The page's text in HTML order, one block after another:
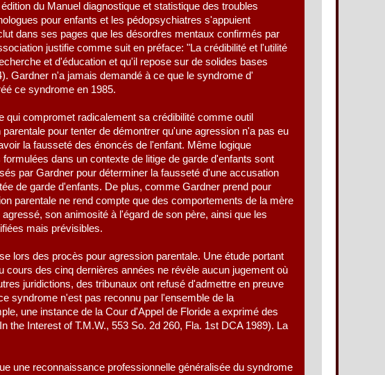
du Manuel diagnostique et statistique des troubles
pour enfants et les pédopsychiatres s'appuient
dans ses pages que les désordres mentaux confirmés par
justifie comme suit en préface: "La crédibilité et l'utilité
et d'éducation et qu'il repose sur de solides bases
Gardner n'a jamais demandé à ce que le syndrome d'
ce syndrome en 1985.
compromet radicalement sa crédibilité comme outil
pour tenter de démontrer qu'une agression n'a pas eu
la fausseté des énoncés de l'enfant. Même logique
dans un contexte de litige de garde d'enfants sont
par Gardner pour déterminer la fausseté d'une accusation
de garde d'enfants. De plus, comme Gardner prend pour
parentale ne rend compte que des comportements de la mère
son animosité à l'égard de son père, ainsi que les
mais prévisibles.
lors des procès pour agression parentale. Une étude portant
des cinq dernières années ne révèle aucun jugement où
juridictions, des tribunaux ont refusé d'admettre en preuve
syndrome n'est pas reconnu par l'ensemble de la
une instance de la Cour d'Appel de Floride a exprimé des
the Interest of T.M.W., 553 So. 2d 260, Fla. 1st DCA 1989). La
une reconnaissance professionnelle généralisée du syndrome